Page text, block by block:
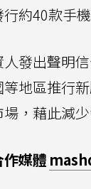
約40款手
發出聲明
地區推行
，藉此減
作媒體